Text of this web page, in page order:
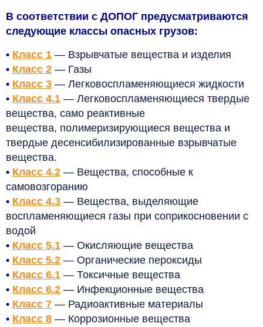
В соответствии с ДОПОГ предусматриваются
следующие классы опасных грузов:
• Класс 1 — Взрывчатые вещества и изделия
• Класс 2 — Газы
• Класс 3 — Легковоспламеняющиеся жидкости
• Класс 4.1 — Легковоспламеняющиеся твердые
вещества, само реактивные
вещества, полимеризирующиеся вещества и
твердые десенсибилизированные взрывчатые
вещества.
• Класс 4.2 — Вещества, способные к
самовозгоранию
• Класс 4.3 — Вещества, выделяющие
воспламеняющиеся газы при соприкосновении с
водой
• Класс 5.1 — Окисляющие вещества
• Класс 5.2 — Органические пероксиды
• Класс 6.1 — Токсичные вещества
• Класс 6.2 — Инфекционные вещества
• Класс 7 — Радиоактивные материалы
• Класс 8 — Коррозионные вещества